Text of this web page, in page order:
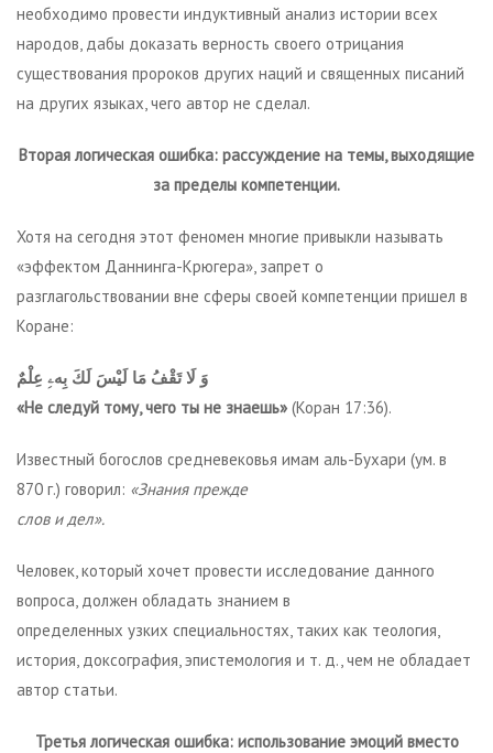
необходимо провести индуктивный анализ истории всех
народов, дабы доказать верность своего отрицания
существования пророков других наций и священных писаний
на других языках, чего автор не сделал.
Вторая логическая ошибка: рассуждение на темы, выходящие
за пределы компетенции.
Хотя на сегодня этот феномен многие привыкли называть
«эффектом Даннинга-Крюгера», запрет о
разглагольствовании вне сферы своей компетенции пришел в
Коране:
وَ لَا تَقْفُ مَا لَيْسَ لَكَ بِهۦِ عِلْمٌ
«Не следуй тому, чего ты не знаешь» (Коран 17:36).
Известный богослов средневековья имам аль-Бухари (ум. в
870 г.) говорил: «Знания прежде
слов и дел».
Человек, который хочет провести исследование данного
вопроса, должен обладать знанием в
определенных узких специальностях, таких как теология,
история, доксография, эпистемология и т. д., чем не обладает
автор статьи.
Третья логическая ошибка: использование эмоций вместо